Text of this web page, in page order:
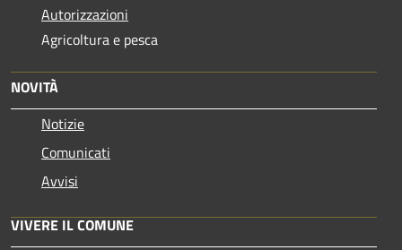
Autorizzazioni
Agricoltura e pesca
NOVITÀ
Notizie
Comunicati
Avvisi
VIVERE IL COMUNE